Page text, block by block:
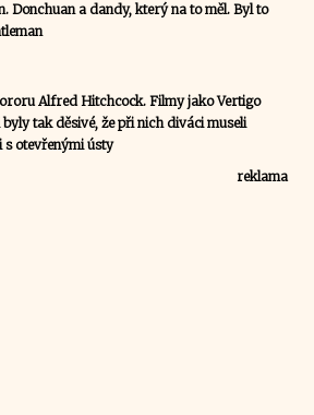
Donchuan a dandy, který na to měl. Byl to
Alfred Hitchcock. Filmy jako Vertigo
byly tak děsivé, že při nich diváci museli
s otevřenými ústy
reklama